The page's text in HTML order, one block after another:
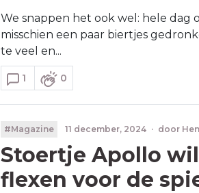
We snappen het ook wel: hele dag
misschien een paar biertjes
te veel en...
1 0
#Magazine 11 december, 2024 · door
Stoertje Apollo
flexen voor de